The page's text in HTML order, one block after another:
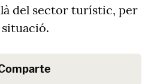
del sector turístic, per